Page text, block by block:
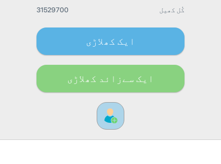
کُل کھیل 31529700
ایک کھلاڑی
ایک سےزائد کھلاڑی